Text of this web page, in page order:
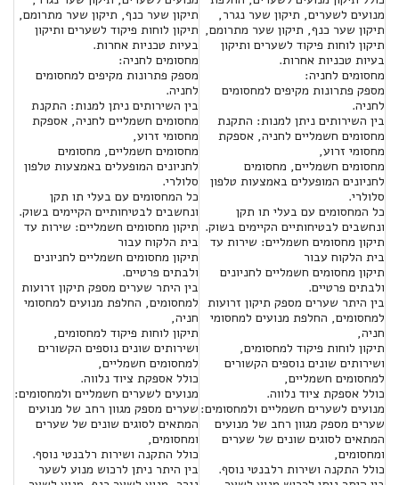
מנועים לשערים, תיקון שער נגרר,
תיקון שער כנף, תיקון שער מתרומם,
תיקון לוחות פיקוד לשערים ותיקון
בעיות טכניות אחרות.
מחסומים לחניה:
מספק פתרונות מקיפים למחסומים
לחניה.
בין השירותים ניתן למנות: התקנת
מחסומים חשמליים לחניה, אספקת
מחסומי זרוע,
מחסומים חשמליים, מחסומים
לחניונים המופעלים באמצעות טלפון
סלולרי.
כל המחסומים עם בעלי תו תקן
ונחשבים לבטיחותיים הקיימים בשוק.
תיקון מחסומים חשמליים: שירות עד
בית הלקוח עבור
תיקון מחסומים חשמליים לחניונים
ולבתים פרטיים.
בין היתר שערים מספק תיקון זרועות
למחסומים, החלפת מנועים למחסומי
חניה,
תיקון לוחות פיקוד למחסומים,
ושירותים שונים נוספים הקשורים
למחסומים חשמליים,
כולל אספקת ציוד נלווה.
מנועים לשערים חשמליים ולמחסומים:
שערים מספק מגוון רחב של מנועים
המתאים לסוגים שונים של שערים
ומחסומים,
כולל התקנה ושירות רלבנטי נוסף.
תיקון שער כנף, תיקון שער מתרומם,
תיקון לוחות פיקוד לשערים ותיקון
בעיות טכניות אחרות.
מחסומים לחניה:
מספק פתרונות מקיפים למחסומים
לחניה.
בין השירותים ניתן למנות: התקנת
מחסומים חשמליים לחניה, אספקת
מחסומי זרוע,
מחסומים חשמליים, מחסומים
לחניונים המופעלים באמצעות טלפון
סלולרי.
כל המחסומים עם בעלי תו תקן
ונחשבים לבטיחותיים הקיימים בשוק.
תיקון מחסומים חשמליים: שירות עד
בית הלקוח עבור
תיקון מחסומים חשמליים לחניונים
ולבתים פרטיים.
בין היתר שערים מספק תיקון זרועות
למחסומים, החלפת מנועים למחסומי
חניה,
תיקון לוחות פיקוד למחסומים,
ושירותים שונים נוספים הקשורים
למחסומים חשמליים,
כולל אספקת ציוד נלווה.
מנועים לשערים חשמליים ולמחסומים:
שערים מספק מגוון רחב של מנועים
המתאים לסוגים שונים של שערים
ומחסומים,
כולל התקנה ושירות רלבנטי נוסף.
בין היתר ניתן לרכוש מנוע לשער